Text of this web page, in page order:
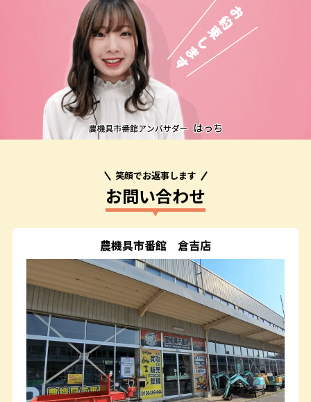
笑顔でお返事します
お問い合わせ
農機具市番館 倉吉店